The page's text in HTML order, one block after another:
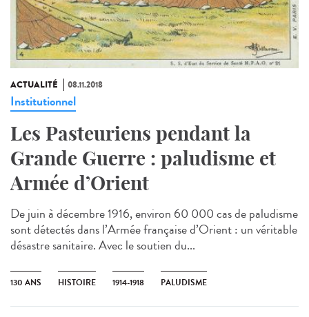
ACTUALITÉ 08.11.2018
Institutionnel
Les Pasteuriens pendant la
Grande Guerre : paludisme et
Armée d’Orient
De juin à décembre 1916, environ 60 000 cas de paludisme
sont détectés dans l’Armée française d’Orient : un véritable
désastre sanitaire. Avec le soutien du...
130 ANS HISTOIRE 1914-1918 PALUDISME